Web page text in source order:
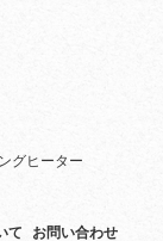
グヒーター
て お問い合わせ